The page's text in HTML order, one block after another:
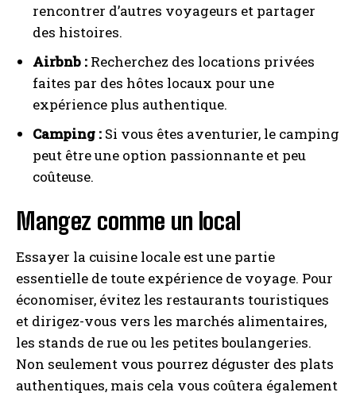
rencontrer d’autres voyageurs et partager
des histoires.
Airbnb : Recherchez des locations privées
faites par des hôtes locaux pour une
expérience plus authentique.
Camping : Si vous êtes aventurier, le camping
peut être une option passionnante et peu
coûteuse.
Mangez comme un local
Essayer la cuisine locale est une partie
essentielle de toute expérience de voyage. Pour
économiser, évitez les restaurants touristiques
et dirigez-vous vers les marchés alimentaires,
les stands de rue ou les petites boulangeries.
Non seulement vous pourrez déguster des plats
authentiques, mais cela vous coûtera également